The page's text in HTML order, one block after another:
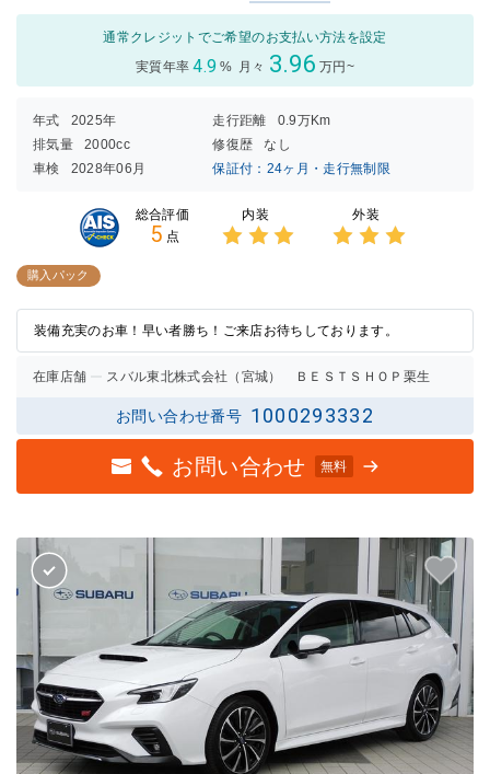
通常クレジットでご希望のお支払い方法を設定
実質年率 4.9 % 月々 3.96 万円~
年式 2025年 走行距離
0.9万Km
排気量
2000cc 修復歴
なし
車検
2028年06月 保証付：24ヶ月・走行無制限
総合評価
5 点
内装 外装
購入パック
装備充実のお車！早い者勝ち！ご来店お待ちしております。
在庫店舗 スバル東北株式会社（宮城） ＢＥＳＴＳＨＯＰ栗生
お問い合わせ番号 1000293332
お問い合わせ 無料